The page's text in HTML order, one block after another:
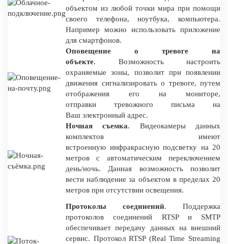
объектом из любой точки мира при помощи
своего телефона, ноутбука, компьютера.
Например можно использовать приложение
для смартфонов.
Оповещение о тревоге на
объекте. Возможность настроить
охраняемые зоны, позволит при появлении
движения сигнализировать о тревоге, путем
отображения его на мониторе,
отправки тревожного письма на
Ваш электронный адрес.
Ночная съемка. Видеокамеры данных
комплектов имеют
встроенную инфракрасную подсветку на 20
метров с автоматическим переключением
день/ночь. Данная возможность позволит
вести наблюдение за объектом в пределах 20
метров при отсутствии освещения.
Протоколы соединений. Поддержка
протоколов соединений RTSP и SMTP
обеспечивает передачу данных на внешний
сервис. Протокол RTSP (Real Time Streaming